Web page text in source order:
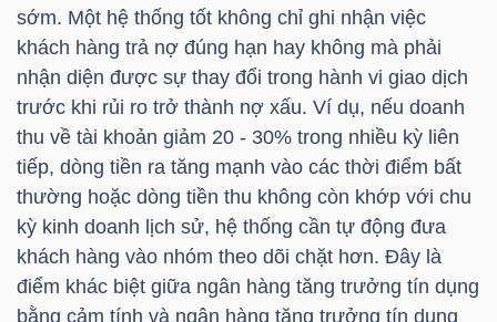
sớm. Một hệ thống tốt không chỉ ghi nhận việc
khách hàng trả nợ đúng hạn hay không mà phải
nhận diện được sự thay đổi trong hành vi giao dịch
trước khi rủi ro trở thành nợ xấu. Ví dụ, nếu doanh
thu về tài khoản giảm 20 - 30% trong nhiều kỳ liên
tiếp, dòng tiền ra tăng mạnh vào các thời điểm bất
thường hoặc dòng tiền thu không còn khớp với chu
kỳ kinh doanh lịch sử, hệ thống cần tự động đưa
khách hàng vào nhóm theo dõi chặt hơn. Đây là
điểm khác biệt giữa ngân hàng tăng trưởng tín dụng
bằng cảm tính và ngân hàng tăng trưởng tín dụng
Dịch
vụ
(-)
Đào
tạo